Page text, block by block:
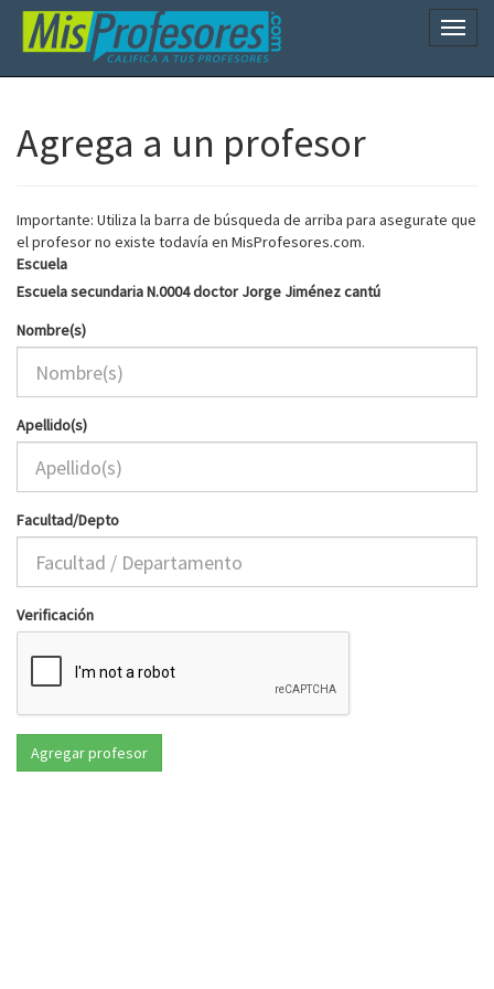
Agrega a un profesor
Importante: Utiliza la barra de búsqueda de arriba para asegurate que
el profesor no existe todavía en MisProfesores.com.
Escuela
Escuela secundaria N.0004 doctor Jorge Jiménez cantú
Nombre(s)
Apellido(s)
Facultad/Depto
Verificación